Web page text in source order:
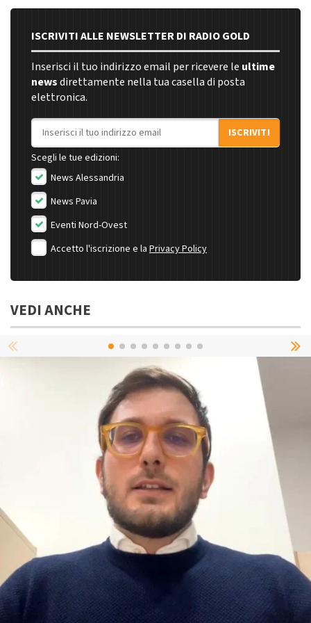
ISCRIVITI ALLE NEWSLETTER DI RADIO GOLD
Inserisci il tuo indirizzo email per ricevere le ultime
newsdirettamente nella tua casella di posta
elettronica.
Indirizzo email
ISCRIVITI
Scegli le tue edizioni:
News Alessandria
News Pavia
Eventi Nord-Ovest
Accetto l'iscrizione e la Privacy Policy
VEDI ANCHE